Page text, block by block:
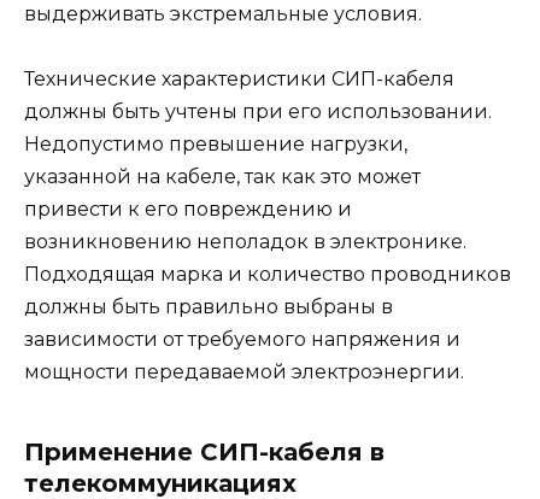
выдерживать экстремальные условия.
Технические характеристики СИП-кабеля
должны быть учтены при его использовании.
Недопустимо превышение нагрузки,
указанной на кабеле, так как это может
привести к его повреждению и
возникновению неполадок в электронике.
Подходящая марка и количество проводников
должны быть правильно выбраны в
зависимости от требуемого напряжения и
мощности передаваемой электроэнергии.
Применение СИП-кабеля в
телекоммуникациях